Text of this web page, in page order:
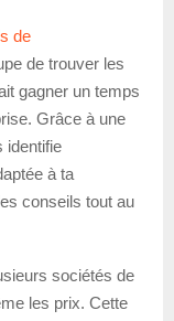
de
de trouver les
gagner un temps
Grâce à une
identifie
à ta
conseils tout au
sociétés de
les prix. Cette